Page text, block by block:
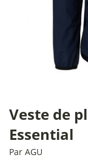
Veste de
Essential
Par AGU